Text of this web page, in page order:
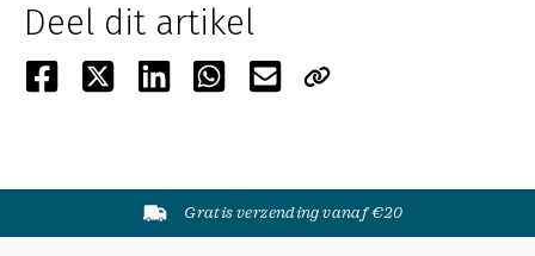
Deel dit artikel
Gratis verzending vanaf €20